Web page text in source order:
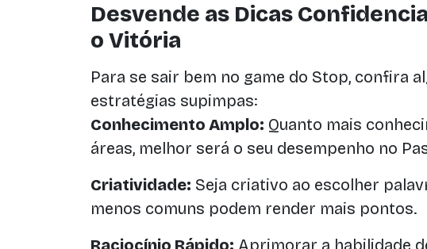
Desvende as Dicas
o Vitória
Para se sair bem no game do Stop, confira
estratégias supimpas:
Conhecimento Amplo: Quanto mais
áreas, melhor será o seu desempenho no
Criatividade: Seja criativo ao escolher
menos comuns podem render mais pontos.
Raciocínio Rápido: Aprimorar a habilidade